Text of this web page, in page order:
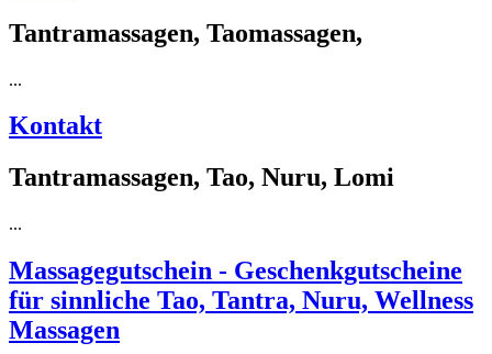
Tantramassagen, Taomassagen,
...
Kontakt
Tantramassagen, Tao, Nuru, Lomi
...
Massagegutschein - Geschenkgutscheine
für sinnliche Tao, Tantra, Nuru, Wellness
Massagen